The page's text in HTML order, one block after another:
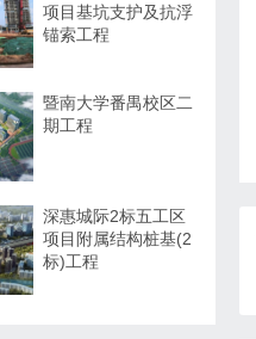
项目基坑支护及抗浮
锚索工程
暨南大学番禺校区二
期工程
深惠城际2标五工区
项目附属结构桩基(2
标)工程